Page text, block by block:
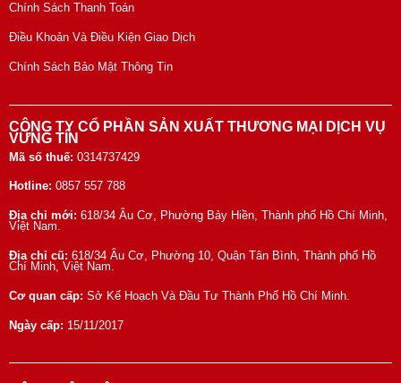
Chính Sách Thanh Toán
Điều Khoản Và Điều Kiện Giao Dịch
Chính Sách Bảo Mật Thông Tin
CÔNG TY CỔ PHẦN SẢN XUẤT THƯƠNG MẠI DỊCH VỤ
VỮNG TÍN
Mã số thuế: 0314737429
Hotline: 0857 557 788
Địa chỉ mới: 618/34 Âu Cơ, Phường Bảy Hiền, Thành phố Hồ Chí Minh,
Việt Nam.
Địa chỉ cũ: 618/34 Âu Cơ, Phường 10, Quận Tân Bình, Thành phố Hồ
Chí Minh, Việt Nam.
Cơ quan cấp: Sở Kế Hoạch Và Đầu Tư Thành Phố Hồ Chí Minh.
Ngày cấp: 15/11/2017